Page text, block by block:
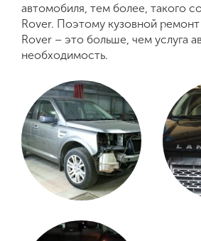
автомобиля, тем более, такого
Rover. Поэтому кузовной ремонт
Rover – это больше, чем услуга
необходимость.